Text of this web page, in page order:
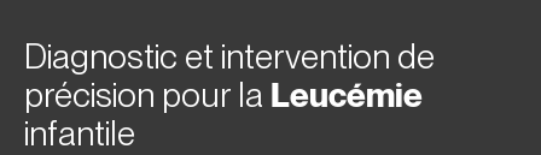
Diagnostic et intervention de
précision pour la Leucémie
infantile